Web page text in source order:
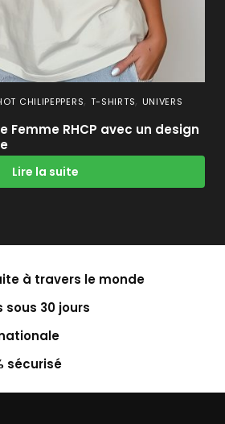
CHILIPEPPERS, T-SHIRTS, UNIVERS
Femme RHCP avec un design
Lire la suite
à travers le monde
sous 30 jours
sécurisé